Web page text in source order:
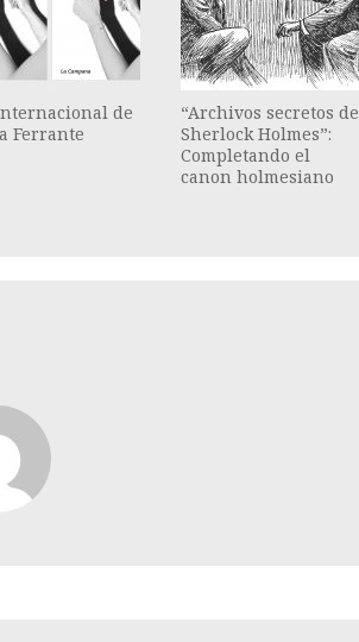
de
Ferrante
“Archivos secretos de
Sherlock Holmes”:
Completando el
canon holmesiano